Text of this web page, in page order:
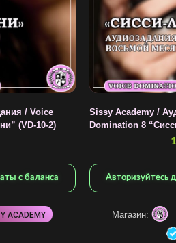
/ Voice
(VD-10-2)
с баланса
ACADEMY
Sissy Academy /
Domination 8
Авторизуйтесь
Магазин: